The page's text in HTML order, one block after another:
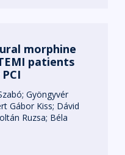
morphine
patients
Gyöngyvér
Gábor Kiss Dávid
Ruzsa Béla